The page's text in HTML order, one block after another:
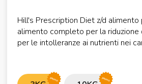
Hill's Prescription Diet z/d alimento
alimento completo per la
per le intolleranze ai nutrienti nei
promo promo